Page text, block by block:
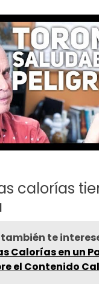
calorías
te
Calorías en un
el Contenido